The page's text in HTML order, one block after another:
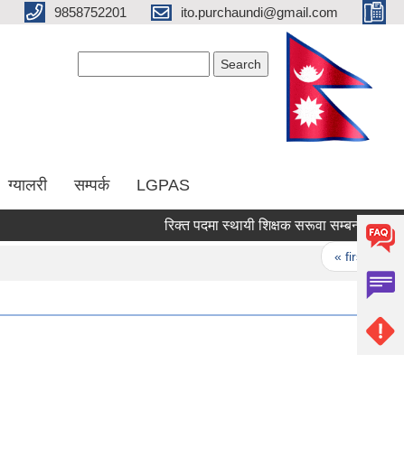
9858752201 ito.purchaundi@gmail.com
ग्यालरी सम्पर्क LGPAS
रिक्त पदमा स्थायी शिक्षक सरूवा सम्बन्धी सूचना ।
« first